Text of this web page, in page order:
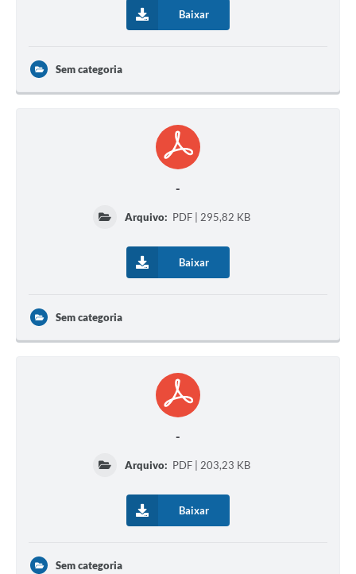
Baixar
Sem categoria
-
Arquivo: PDF | 295,82 KB
Baixar
Sem categoria
-
Arquivo: PDF | 203,23 KB
Baixar
Sem categoria